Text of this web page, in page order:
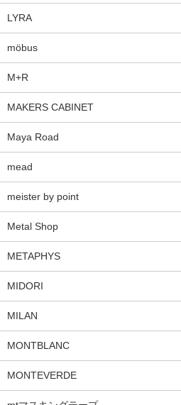
LYRA
möbus
M+R
MAKERS CABINET
Maya Road
mead
meister by point
Metal Shop
METAPHYS
MIDORI
MILAN
MONTBLANC
MONTEVERDE